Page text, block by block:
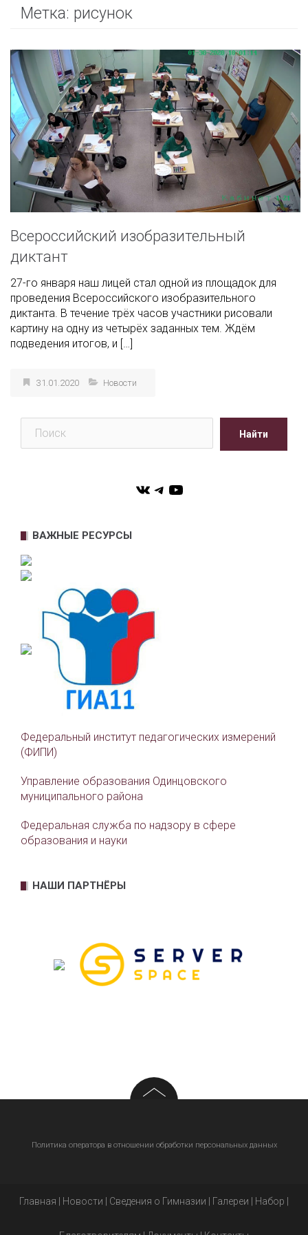
Метка: рисунок
Всероссийский изобразительный
диктант
27-го января наш лицей стал одной из площадок для
проведения Всероссийского изобразительного
диктанта. В течение трёх часов участники рисовали
картину на одну из четырёх заданных тем. Ждём
подведения итогов, и […]
31.01.2020 Новости
Найти
VKTelegram
YouTube
ВАЖНЫЕ РЕСУРСЫ
Федеральный институт педагогических измерений
(ФИПИ)
Управление образования Одинцовского
муниципального района
Федеральная служба по надзору в сфере
образования и науки
НАШИ ПАРТНЁРЫ
Политика оператора в отношении обработки персональных данных
Главная Новости Сведения о Гимназии Галереи Набор